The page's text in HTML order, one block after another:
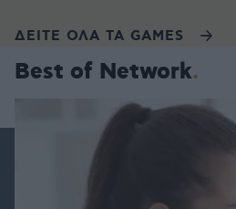
ΔΕΙΤΕ ΟΛΑ ΤΑ GAMES
Best of Network